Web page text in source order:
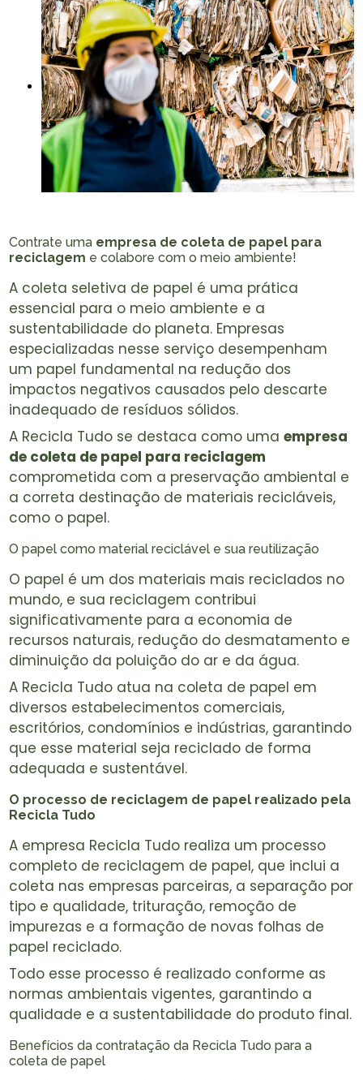
Contrate uma empresa de coleta de papel para
reciclagem e colabore com o meio ambiente!
A coleta seletiva de papel é uma prática
essencial para o meio ambiente e a
sustentabilidade do planeta. Empresas
especializadas nesse serviço desempenham
um papel fundamental na redução dos
impactos negativos causados pelo descarte
inadequado de resíduos sólidos.
A Recicla Tudo se destaca como umaempresa
de coleta de papel para reciclagem
comprometida com a preservação ambiental e
a correta destinação de materiais recicláveis,
como o papel.
O papel como material reciclável e sua reutilização
O papel é um dos materiais mais reciclados no
mundo, e sua reciclagem contribui
significativamente para a economia de
recursos naturais, redução do desmatamento e
diminuição da poluição do ar e da água.
A Recicla Tudo atua na coleta de papel em
diversos estabelecimentos comerciais,
escritórios, condomínios e indústrias, garantindo
que esse material seja reciclado de forma
adequada e sustentável.
O processo de reciclagem de papel realizado pela
Recicla Tudo
A empresa Recicla Tudo realiza um processo
completo de reciclagem de papel, que inclui a
coleta nas empresas parceiras, a separação por
tipo e qualidade, trituração, remoção de
impurezas e a formação de novas folhas de
papel reciclado.
Todo esse processo é realizado conforme as
normas ambientais vigentes, garantindo a
qualidade e a sustentabilidade do produto final.
Benefícios da contratação da Recicla Tudo para a
coleta de papel